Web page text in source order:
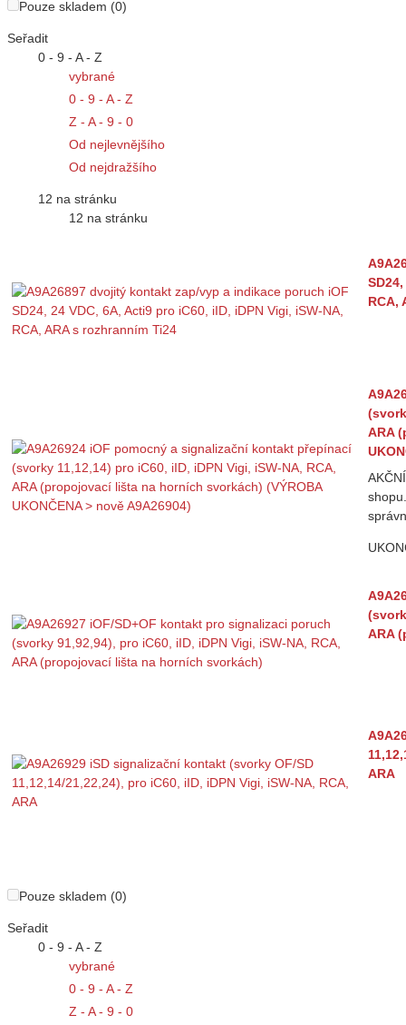
Pouze skladem (0)
Seřadit
0 - 9 - A - Z
vybrané
0 - 9 - A - Z
Z - A - 9 - 0
Od nejlevnějšího
Od nejdražšího
12 na stránku
12 na stránku
RCA,
ARA
ARA
ARA
Pouze skladem (0)
Seřadit
0 - 9 - A - Z
vybrané
0 - 9 - A - Z
Z - A - 9 - 0